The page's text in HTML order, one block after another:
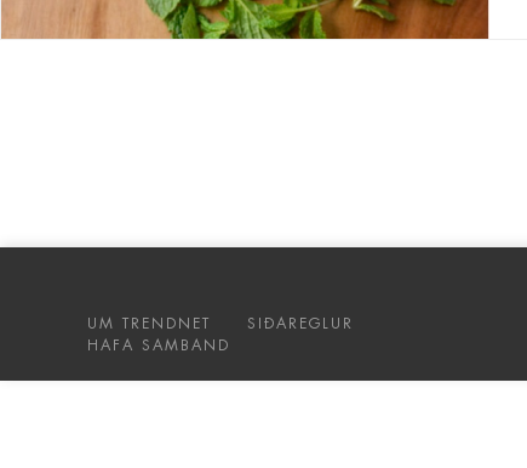
UM TRENDNET
SIÐAREGLUR
HAFA SAMBAND